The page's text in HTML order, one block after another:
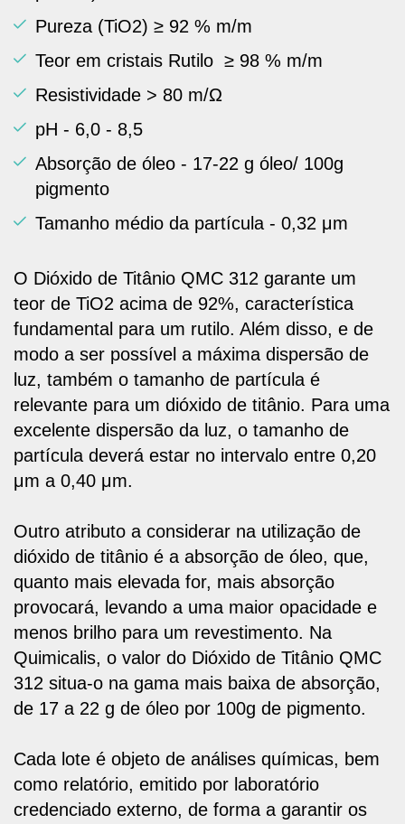
Pureza (TiO2) ≥ 92 % m/m
Teor em cristais Rutilo ≥ 98 % m/m
Resistividade > 80 m/Ω
pH - 6,0 - 8,5
Absorção de óleo - 17-22 g óleo/ 100g
pigmento
Tamanho médio da partícula - 0,32 μm
O Dióxido de Titânio QMC 312 garante um
teor de TiO2 acima de 92%, característica
fundamental para um rutilo. Além disso, e de
modo a ser possível a máxima dispersão de
luz, também o tamanho de partícula é
relevante para um dióxido de titânio. Para uma
excelente dispersão da luz, o tamanho de
partícula deverá estar no intervalo entre 0,20
μm a 0,40 μm.
Outro atributo a considerar na utilização de
dióxido de titânio é a absorção de óleo, que,
quanto mais elevada for, mais absorção
provocará, levando a uma maior opacidade e
menos brilho para um revestimento. Na
Quimicalis, o valor do Dióxido de Titânio QMC
312 situa-o na gama mais baixa de absorção,
de 17 a 22 g de óleo por 100g de pigmento.
Cada lote é objeto de análises químicas, bem
como relatório, emitido por laboratório
credenciado externo, de forma a garantir os